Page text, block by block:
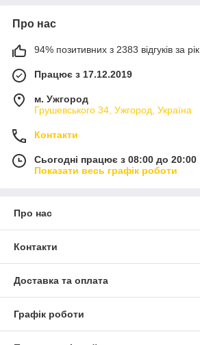
Про нас
94% позитивних з 2383 відгуків за рік
Працює з 17.12.2019
м. Ужгород
Грушевського 34, Ужгород, Україна
Контакти
Сьогодні працює з 08:00 до 20:00
Показати весь графік роботи
Про нас
Контакти
Доставка та оплата
Графік роботи